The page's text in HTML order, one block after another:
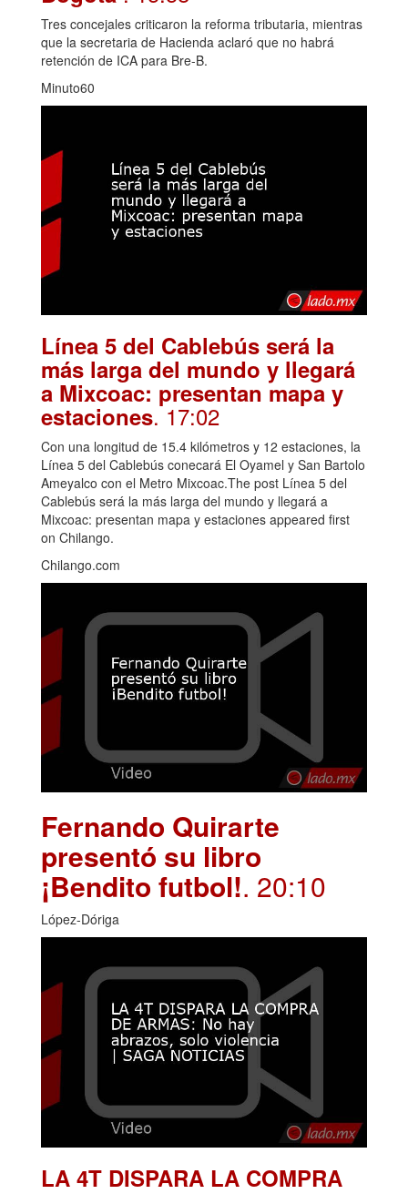
Tres concejales criticaron la reforma tributaria, mientras
que la secretaria de Hacienda aclaró que no habrá
retención de ICA para Bre-B.
Minuto60
Línea 5 del Cablebús será la
más larga del mundo y llegará
a Mixcoac: presentan mapa y
estaciones. 17:02
Con una longitud de 15.4 kilómetros y 12 estaciones, la
Línea 5 del Cablebús conecará El Oyamel y San Bartolo
Ameyalco con el Metro Mixcoac.The post Línea 5 del
Cablebús será la más larga del mundo y llegará a
Mixcoac: presentan mapa y estaciones appeared first
on Chilango.
Chilango.com
Fernando Quirarte
presentó su libro
¡Bendito futbol!. 20:10
López-Dóriga
LA 4T DISPARA LA COMPRA